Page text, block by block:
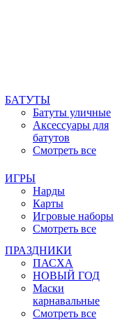
БАТУТЫ
Батуты уличные
Аксессуары для
батутов
Смотреть все
ИГРЫ
Нарды
Карты
Игровые наборы
Смотреть все
ПРАЗДНИКИ
ПАСХА
НОВЫЙ ГОД
Маски
карнавальные
Смотреть все